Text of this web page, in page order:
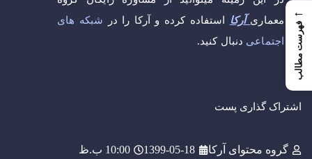
معماری آرکا استفاده کرده و آرکا را در شبکه های
اجتماعی دنبال کنید.
اشتراک گذاری پست
گروه محتوای آرکا 1399-05-18
10:00 ب.ظ
←
فهرست مطالب